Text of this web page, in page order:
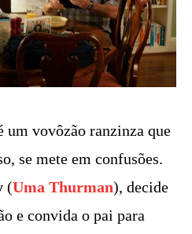
um vovôzão ranzinza que
se mete em confusões.
(Uma Thurman), decide
e convida o pai para